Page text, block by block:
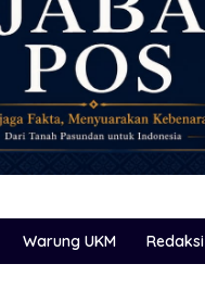
Warung UKM Redaksi